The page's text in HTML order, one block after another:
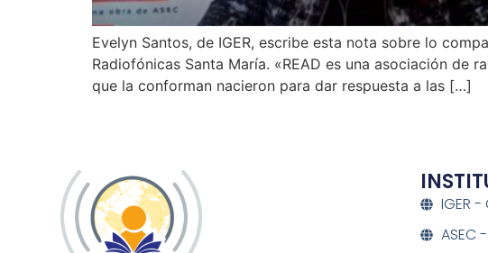
Evelyn Santos, de IGER, escribe esta nota sobre lo
Radiofónicas Santa María. «READ es una asociación de
que la conforman nacieron para dar respuesta a las […]
IGER
ASEC